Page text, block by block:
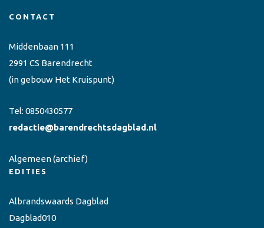
CONTACT
Middenbaan 111
2991 CS Barendrecht
(in gebouw Het Kruispunt)
Tel: 0850430577
redactie@barendrechtsdagblad.nl
Algemeen(archief)
EDITIES
Albrandswaards Dagblad
Dagblad010